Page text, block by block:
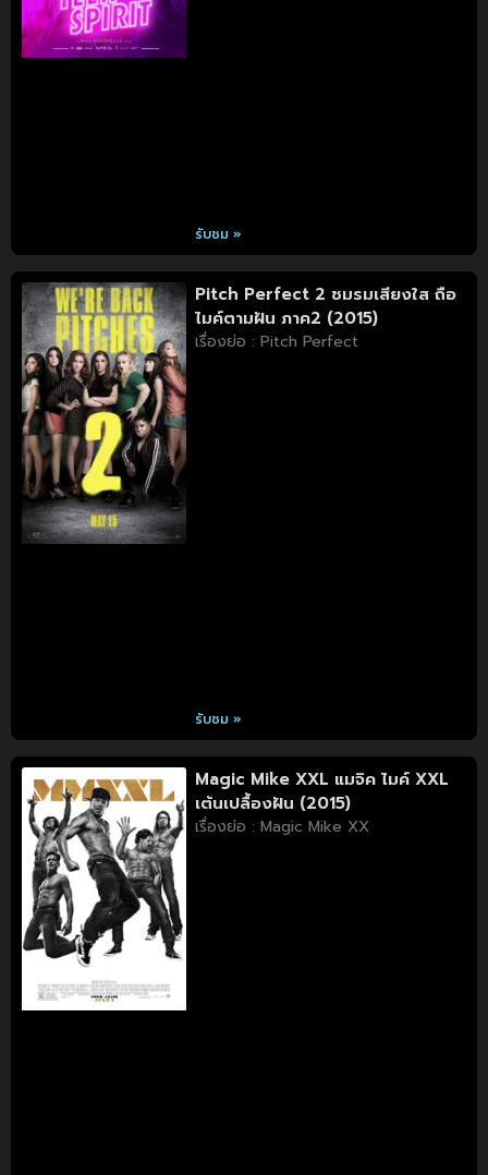
รับชม »
Pitch Perfect 2 ชมรมเสียงใส ถือ
ไมค์ตามฝัน ภาค2 (2015)
เรื่องย่อ : Pitch Perfect
รับชม »
Magic Mike XXL แมจิค ไมค์ XXL
เต้นเปลื้องฝัน (2015)
เรื่องย่อ : Magic Mike XX